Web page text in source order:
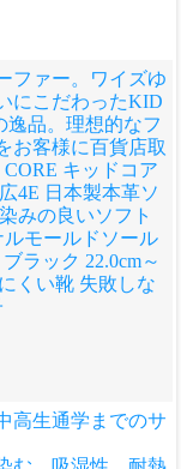
ファー。ワイズゆ
にこだわったKID
逸品。理想的なフ
お客様に百貨店取
キッドコア
4E 日本製本革ソ
みの良いソフト
モールドソール
ラック 22.0cm～
くい靴 失敗しな
高生通学までのサ